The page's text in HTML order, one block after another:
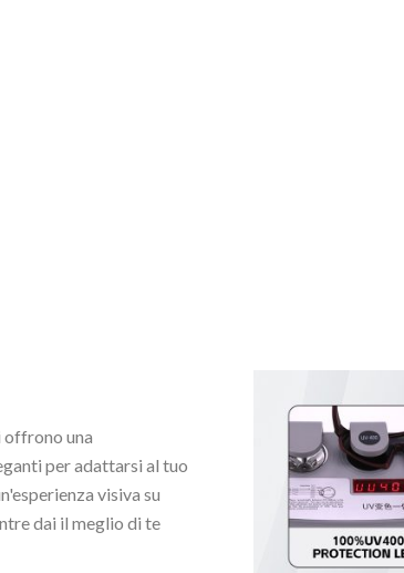
offrono una
per adattarsi al tuo
visiva su
dai il meglio di te